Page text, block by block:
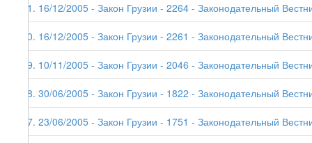
41. 16/12/2005 - Закон Грузии - 2264 - Законодательный
40. 16/12/2005 - Закон Грузии - 2261 - Законодательный
39. 10/11/2005 - Закон Грузии - 2046 - Законодательный
38. 30/06/2005 - Закон Грузии - 1822 - Законодательный
37. 23/06/2005 - Закон Грузии - 1751 - Законодательный